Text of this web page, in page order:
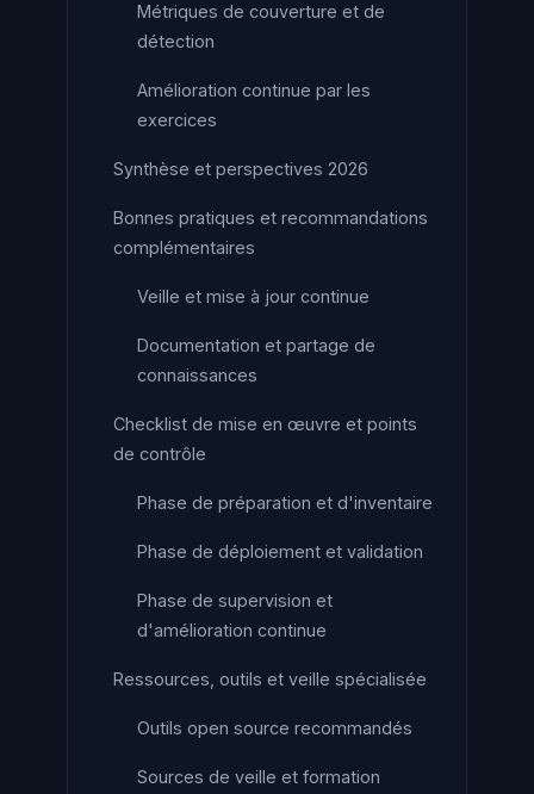
Métriques de couverture et de
détection
Amélioration continue par les
exercices
Synthèse et perspectives 2026
Bonnes pratiques et recommandations
complémentaires
Veille et mise à jour continue
Documentation et partage de
connaissances
Checklist de mise en œuvre et points
de contrôle
Phase de préparation et d'inventaire
Phase de déploiement et validation
Phase de supervision et
d'amélioration continue
Ressources, outils et veille spécialisée
Outils open source recommandés
Sources de veille et formation